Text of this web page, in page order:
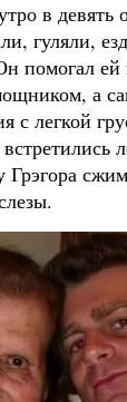
в девять
гуляли,
помогал ей
а
с легкой
Грэгора